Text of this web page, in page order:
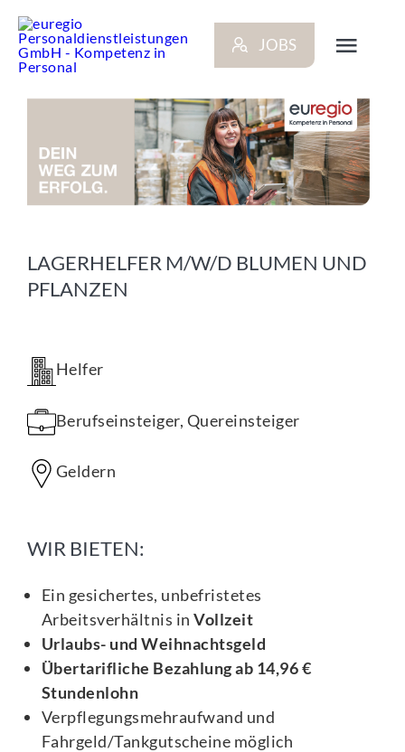
Inhalt
springen
JOBS
BEWERBER
STANDORTE
KONTAKT
LAGERHELFER M/W/D BLUMEN UND
PFLANZEN
Helfer
Berufseinsteiger, Quereinsteiger
Geldern
WIR BIETEN:
Ein gesichertes, unbefristetes
Arbeitsverhältnis inVollzeit
Urlaubs- und Weihnachtsgeld
Übertarifliche Bezahlung ab 14,96 €
Stundenlohn
Verpflegungsmehraufwand und
Fahrgeld/Tankgutscheine möglich